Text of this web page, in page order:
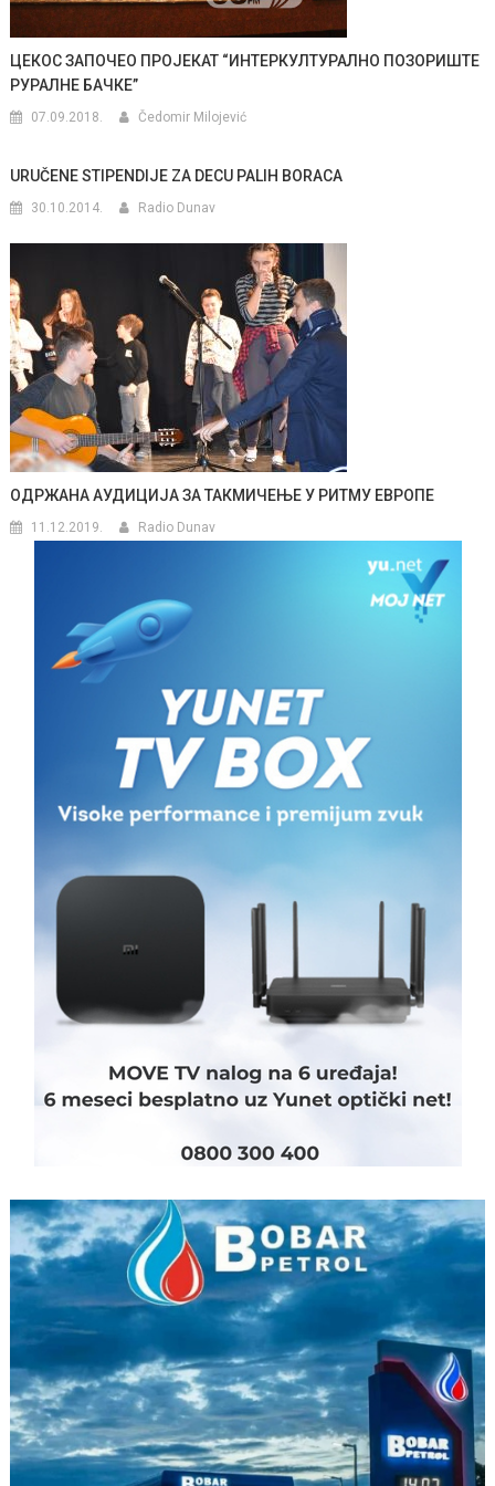
ЦЕКОС ЗАПОЧЕО ПРОЈЕКАТ “ИНТЕРКУЛТУРАЛНО ПОЗОРИШТЕ
РУРАЛНЕ БАЧКЕ”
07.09.2018. Čedomir Milojević
URUČENE STIPENDIJE ZA DECU PALIH BORACA
30.10.2014. Radio Dunav
ОДРЖАНА АУДИЦИЈА ЗА ТАКМИЧЕЊЕ У РИТМУ ЕВРОПЕ
11.12.2019. Radio Dunav